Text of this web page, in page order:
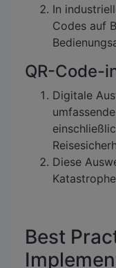
In
Codes auf
QR-Code-
Digitale
Diese
Best